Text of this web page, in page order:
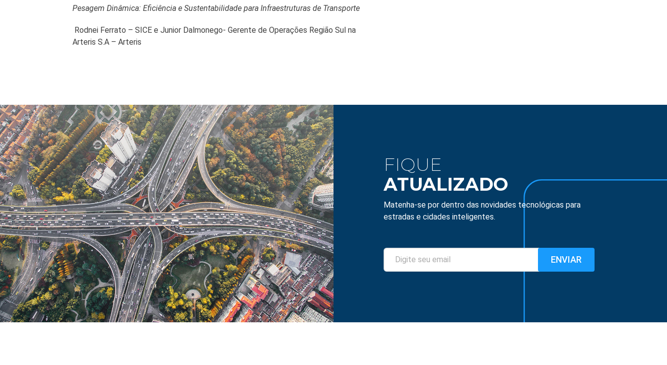
Pesagem Dinâmica: Eficiência e Sustentabilidade para Infraestruturas de Transporte
Rodnei Ferrato – SICE e Junior Dalmonego- Gerente de Operações Região Sul na
Arteris S.A – Arteris
FIQUE
ATUALIZADO
Matenha-se por dentro das novidades tecnológicas para
estradas e cidades inteligentes.